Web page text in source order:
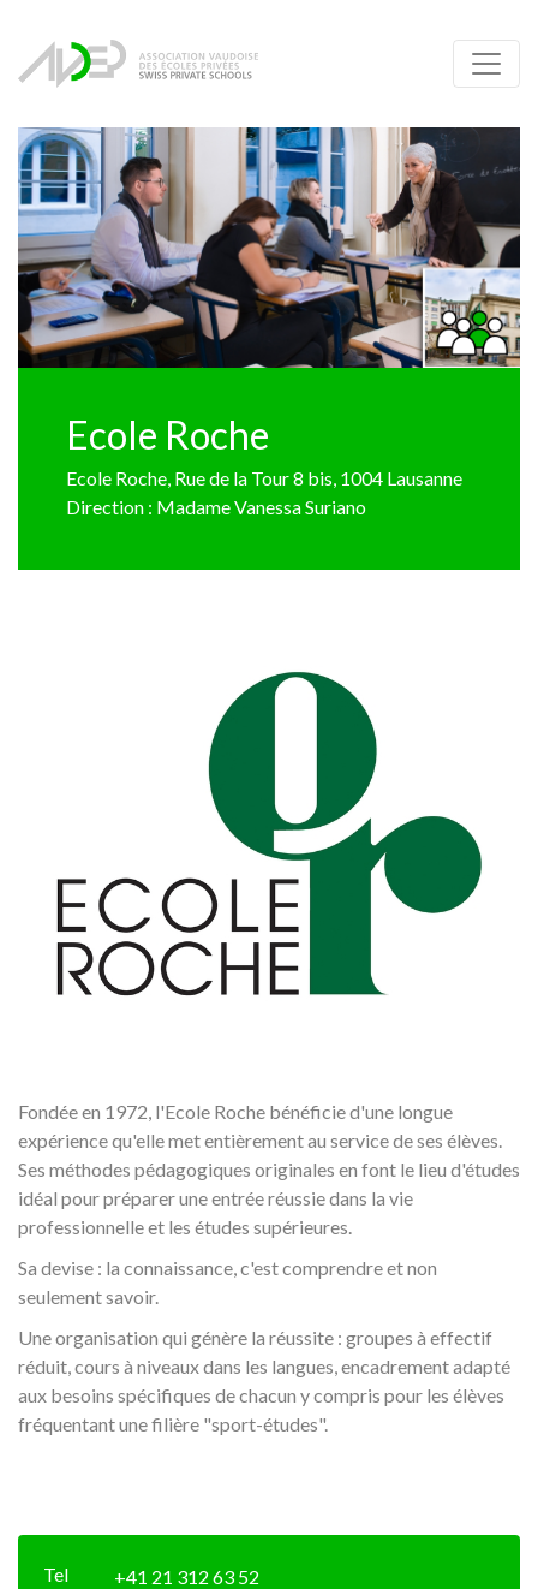
Ecole Roche
Ecole Roche, Rue de la Tour 8 bis, 1004 Lausanne
Direction : Madame Vanessa Suriano
Fondée en 1972, l'Ecole Roche bénéficie d'une longue
expérience qu'elle met entièrement au service de ses élèves.
Ses méthodes pédagogiques originales en font le lieu d'études
idéal pour préparer une entrée réussie dans la vie
professionnelle et les études supérieures.
Sa devise : la connaissance, c'est comprendre et non
seulement savoir.
Une organisation qui génère la réussite : groupes à effectif
réduit, cours à niveaux dans les langues, encadrement adapté
aux besoins spécifiques de chacun y compris pour les élèves
fréquentant une filière "sport-études".
Tel
+41 21 312 63 52